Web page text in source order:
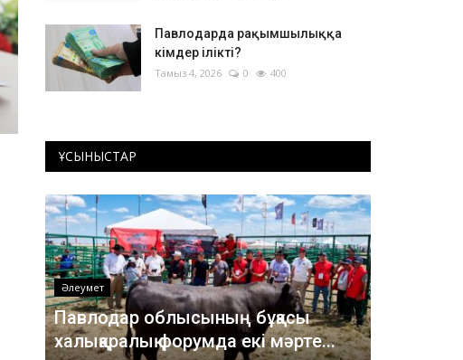
Павлодарда рақымшылыққа
кімдер ілікті?
Тамыз 4, 2026 0 400
ҰСЫНЫСТАР
Әлеумет
Павлодар облысының бұқасы
халықаралық форумда екі мәрте...